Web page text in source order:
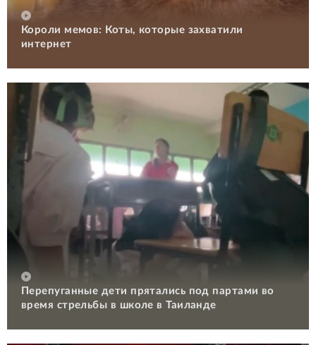
Короли мемов: Коты, которые захватили
интернет
Перепуганные дети прятались под партами во
время стрельбы в школе в Таиланде